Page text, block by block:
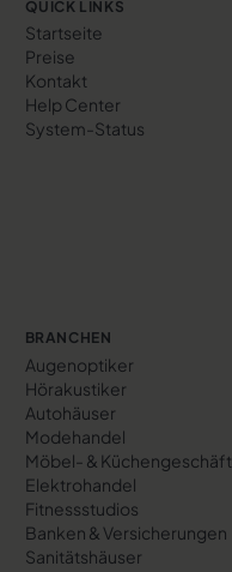
QUICK LINKS
Startseite
Preise
Kontakt
Help Center
System-Status
BRANCHEN
Augenoptiker
Hörakustiker
Autohäuser
Modehandel
Möbel- & Küchengeschäft
Elektrohandel
Fitnessstudios
Banken & Versicherungen
Sanitätshäuser